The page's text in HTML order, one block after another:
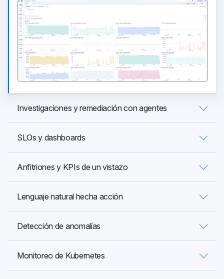
Investigaciones y remediación con agentes
SLOs y dashboards
Anfitriones y KPIs de un vistazo
Lenguaje natural hecha acción
Detección de anomalías
Monitoreo de Kubernetes